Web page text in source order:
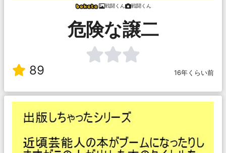
戦闘くん 戦闘くん
危険な譲二
89 16年くらい前